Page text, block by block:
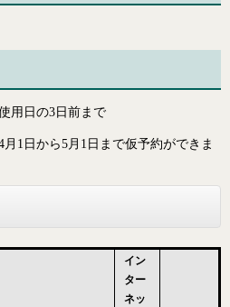
用日の3日前まで
1日から5月1日まで仮予約ができま
イン
ター
ネッ